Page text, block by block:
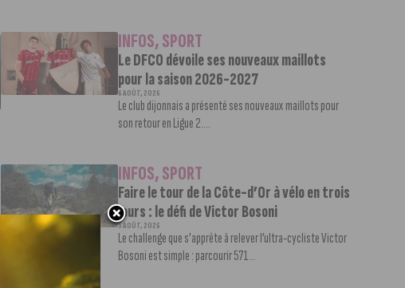
INFOS,SPORT
Le DFCO dévoile ses nouveaux maillots
pour la saison 2026-2027
6 AOÛT, 2026
Le club dijonnais a présenté ses nouveaux maillots pour
son retour en Ligue 2....
INFOS,SPORT
Faire le tour de la Côte-d’Or à vélo en trois
jours : le défi de Victor Bosoni
5 AOÛT, 2026
Le challenge que s’apprête à relever l’ultra-cycliste Victor
Bosoni est simple : parcourir 571...